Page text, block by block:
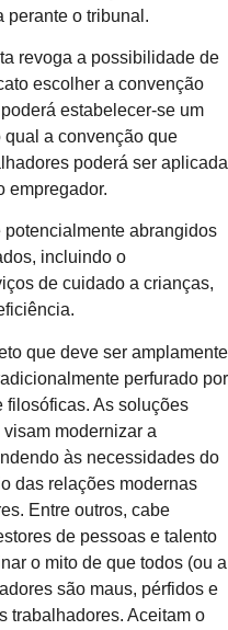
perante o tribunal.
revoga a possibilidade de
escolher a convenção
estabelecer-se um
a convenção que
poderá ser aplicada
empregador.
abrangidos
incluindo o
de cuidado a crianças,
que deve ser amplamente
perfurado por
As soluções
modernizar a
às necessidades do
das relações modernas
Entre outros, cabe
de pessoas e talento
o mito de que todos (ou a
são maus, pérfidos e
trabalhadores. Aceitam o